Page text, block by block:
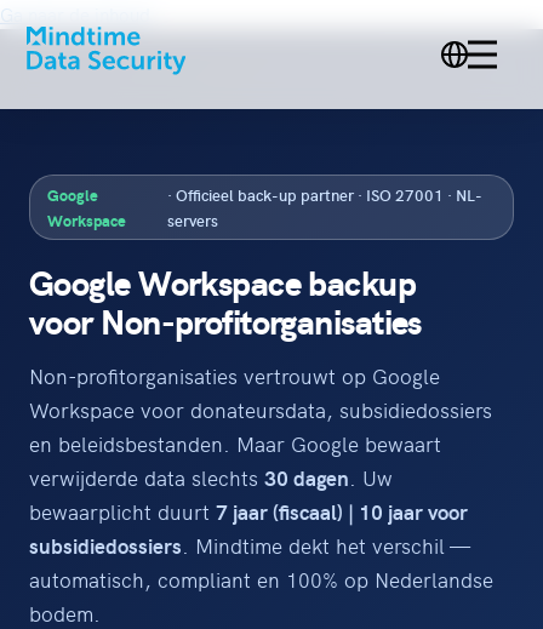
Ga naar de inhoud
Google
Workspace
· Officieel back-up partner · ISO 27001 · NL-
servers
Google Workspace backup
voor Non-profitorganisaties
Non-profitorganisaties vertrouwt op Google
Workspace voor donateursdata, subsidiedossiers
en beleidsbestanden. Maar Google bewaart
verwijderde data slechts 30 dagen. Uw
bewaarplicht duurt 7 jaar (fiscaal) | 10 jaar voor
subsidiedossiers. Mindtime dekt het verschil —
automatisch, compliant en 100% op Nederlandse
bodem.